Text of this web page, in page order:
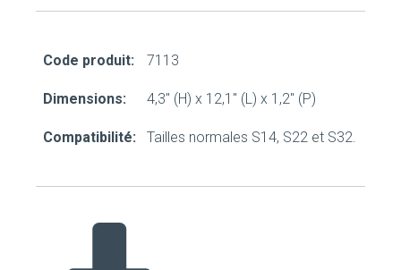
Code produit: 7113
Dimensions: 4,3" (H) x 12,1" (L) x 1,2" (P)
Compatibilité: Tailles normales S14, S22 et S32.